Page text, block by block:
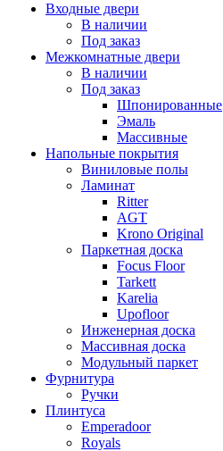
Входные двери
В наличии
Под заказ
Межкомнатные двери
В наличии
Под заказ
Шпонированные
Эмаль
Массивные
Напольные покрытия
Виниловые полы
Ламинат
Ritter
AGT
Krono Original
Паркетная доска
Focus Floor
Tarkett
Karelia
Upofloor
Инженерная доска
Массивная доска
Модульный паркет
Фурнитура
Ручки
Плинтуса
Emperadoor
Royals